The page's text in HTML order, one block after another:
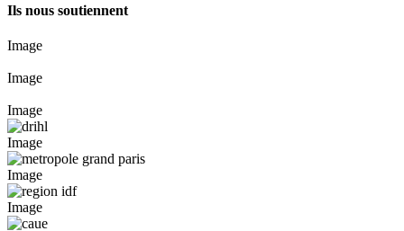
Ils nous soutiennent
Image
Image
Image
Image
Image
Image